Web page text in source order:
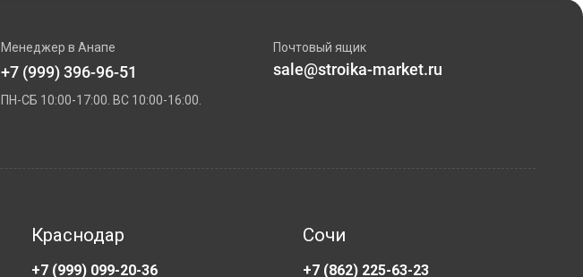
Менеджер в Анапе
+7 (999) 396-96-51
ПН-СБ 10:00-17:00. ВС 10:00-16:00.
Почтовый ящик
sale@stroika-market.ru
Краснодар
+7 (999) 099-20-36
Сочи
+7 (862) 225-63-23